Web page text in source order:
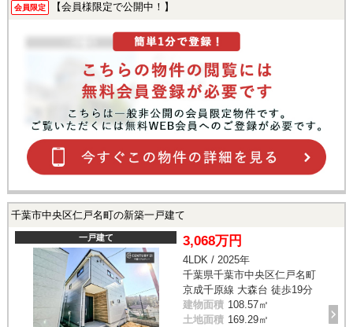
会員限定 【会員様限定で公開中！】
千葉市中央区仁戸名町の新築一戸建て
一戸建て 3,068万円
4LDK / 2025年
千葉県千葉市中央区仁戸名町
京成千原線 大森台 徒歩19分
建物面積 108.57㎡
土地面積 169.29㎡